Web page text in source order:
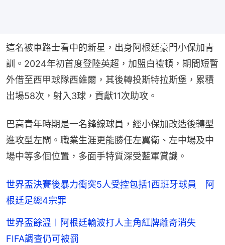
訓。2024年初首度登陸英超，加盟白禮頓，期間短暫
外借至西甲球隊西維爾，其後轉投斯特拉斯堡，累積
出場58次，射入3球，貢獻11次助攻。
進攻型左閘。職業生涯更能勝任左翼衛、左中場及中
場中等多個位置，多面手特質深受藍軍賞識。
根廷足總4宗罪
FIFA調查仍可被罰